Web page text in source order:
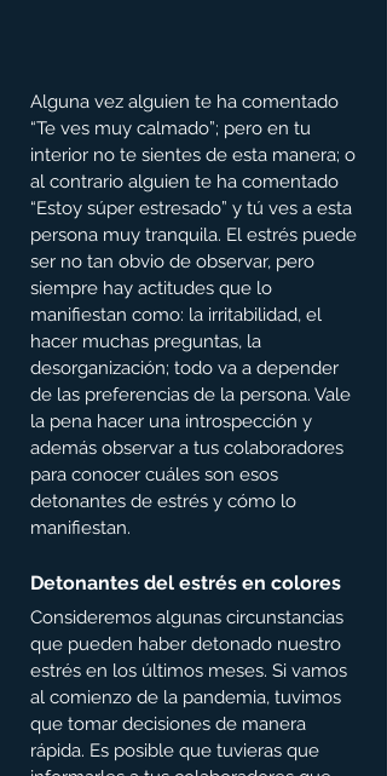
Alguna vez alguien te ha comentado
“Te ves muy calmado”; pero en tu
interior no te sientes de esta manera; o
al contrario alguien te ha comentado
“Estoy súper estresado” y tú ves a esta
persona muy tranquila. El estrés puede
ser no tan obvio de observar, pero
siempre hay actitudes que lo
manifiestan como: la irritabilidad, el
hacer muchas preguntas, la
desorganización; todo va a depender
de las preferencias de la persona. Vale
la pena hacer una introspección y
además observar a tus colaboradores
para conocer cuáles son esos
detonantes de estrés y cómo lo
manifiestan.
Detonantes del estrés en colores
Consideremos algunas circunstancias
que pueden haber detonado nuestro
estrés en los últimos meses. Si vamos
al comienzo de la pandemia, tuvimos
que tomar decisiones de manera
rápida. Es posible que tuvieras que